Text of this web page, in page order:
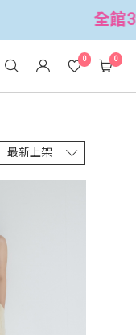
！🦄 滿$2500
0 0